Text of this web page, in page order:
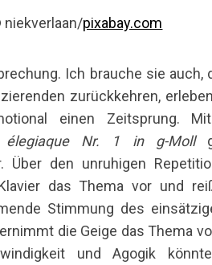
niekverlaan/pixabay.com
Ich brauche sie auch,
zurückkehren,
einen Zeitsprung.
élegiaque Nr. 1 in g-Moll
Über den unruhigen
das Thema vor und
Stimmung des
die Geige das Thema
und Agogik